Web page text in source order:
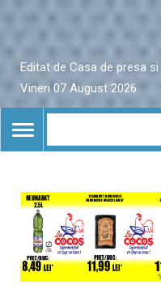
Editat de Casa de presa
Vineri 07 August 2026
TOGGLE
NAVIGATION